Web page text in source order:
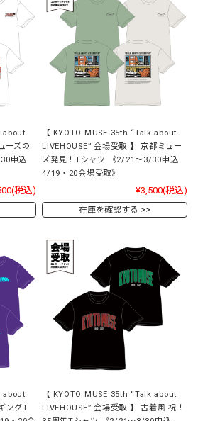
about
ーズの
申込
(税込)
【 KYOTO MUSE 35th “Talk about
LIVEHOUSE” 会場受取 】 京都ミュー
ズ発見！Tシャツ 《2/21～3/30申込
4/19・20会場受取》
¥3,500(税込)
在庫を確認する
about
ングT
【 KYOTO MUSE 35th “Talk about
LIVEHOUSE” 会場受取 】 古着風 祝！